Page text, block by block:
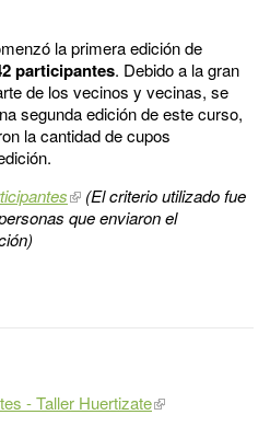
la primera edición de
participantes. Debido a la gran
de los vecinos y vecinas, se
segunda edición de este curso,
la cantidad de cupos
(El criterio utilizado fue
que enviaron el
- Taller Huertizate